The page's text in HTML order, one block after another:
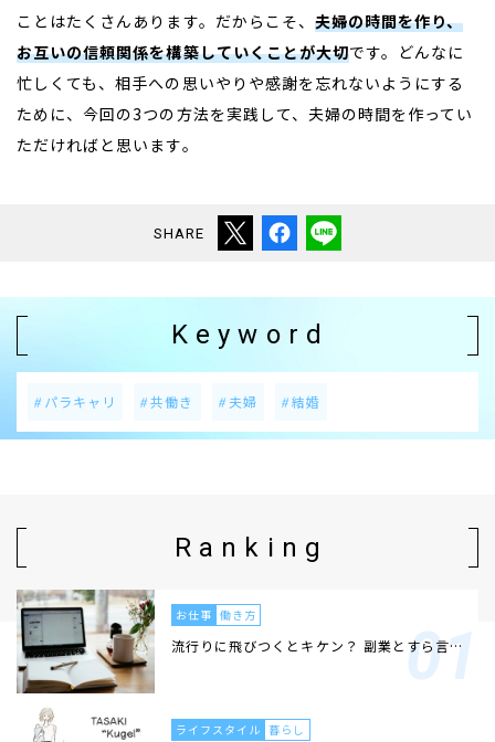
ことはたくさんあります。だからこそ、 夫婦の時間を作り、
お互いの信頼関係を構築していくことが大切です。どんなに
忙しくても、相手への思いやりや感謝を忘れないようにする
ために、今回の3つの方法を実践して、夫婦の時間を作ってい
ただければと思います。
SHARE
Keyword
パラキャリ 共働き 夫婦 結婚
Ranking
お仕事 働き方
流行りに飛びつくとキケン？ 副業とすら言…
ライフスタイル 暮らし